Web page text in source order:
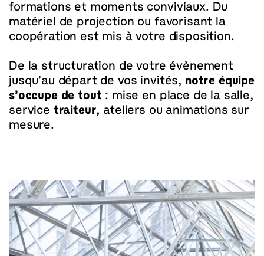
formations et moments conviviaux. Du
matériel de projection ou favorisant la
coopération est mis à votre disposition.
De la structuration de votre évènement
jusqu’au départ de vos invités, notre équipe
s’occupe de tout : mise en place de la salle,
service traiteur, ateliers ou animations sur
mesure.